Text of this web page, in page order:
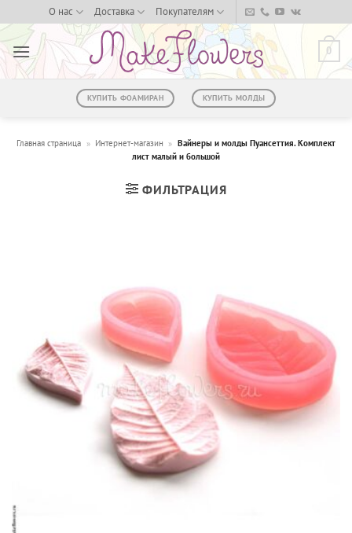
to
content
О нас Доставка Покупателям
0
КУПИТЬ ФОАМИРАН КУПИТЬ МОЛДЫ
Главная страница » Интернет-магазин » Вайнеры и молды Пуансеттия. Комплект
лист малый и большой
ФИЛЬТРАЦИЯ